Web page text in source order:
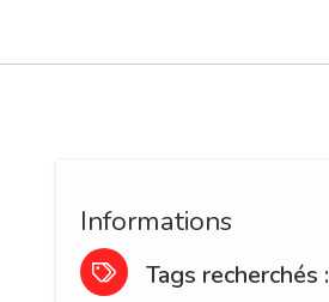
Informations
Tags recherchés :